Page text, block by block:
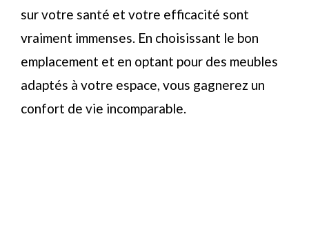
sur votre santé et votre efficacité sont
vraiment immenses. En choisissant le bon
emplacement et en optant pour des meubles
adaptés à votre espace, vous gagnerez un
confort de vie incomparable.